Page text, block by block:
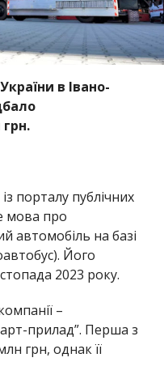
в Івано-
порталу публічних
мова про
автомобіль на базі
Його
2023 року.
–
прилад”. Перша з
грн, однак її